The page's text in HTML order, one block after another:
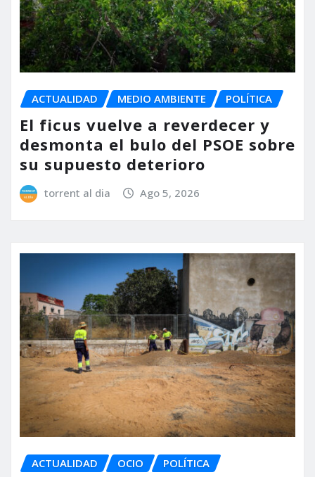
ACTUALIDAD MEDIO AMBIENTE POLÍTICA
El ficus vuelve a reverdecer y
desmonta el bulo del PSOE sobre
su supuesto deterioro
torrent al dia Ago 5, 2026
ACTUALIDAD OCIO POLÍTICA